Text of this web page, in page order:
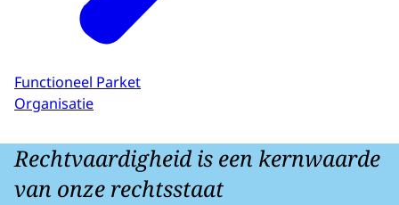
Functioneel Parket
Organisatie
Rechtvaardigheid is een kernwaarde
van onze rechtsstaat